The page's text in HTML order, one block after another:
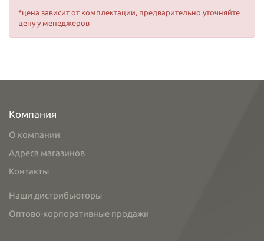
*цена зависит от комплектации, предварительно уточняйте
цену у менеджеров
Компания
О компании
Адреса магазинов
Контакты
Наши дистрибьюторы
Оптово-корпоративные продажи